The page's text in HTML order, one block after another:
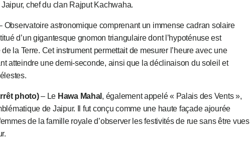
chef du clan Rajput Kachwaha.
Observatoire astronomique comprenant un immense cadran solaire
d’un gigantesque gnomon triangulaire dont l’hypoténuse est
de la Terre. Cet instrument permettait de mesurer l’heure avec une
atteindre une demi-seconde, ainsi que la déclinaison du soleil et
photo)– Le Hawa Mahal , également appelé « Palais des Vents »,
de Jaipur. Il fut conçu comme une haute façade ajourée
de la famille royale d’observer les festivités de rue sans être vues